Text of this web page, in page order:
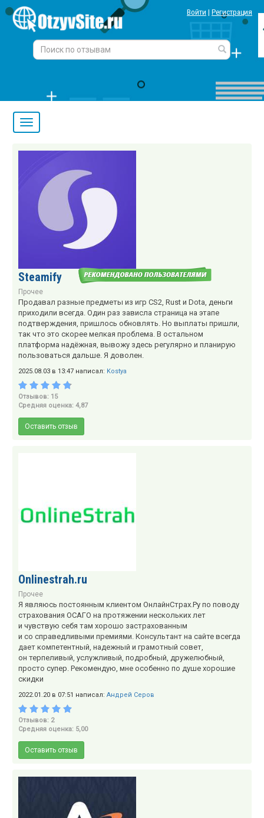
Войти | Регистрация
Steamify
Прочее
Продавал разные предметы из игр CS2, Rust и Dota, деньги
приходили всегда. Один раз зависла страница на этапе
подтверждения, пришлось обновлять. Но выплаты пришли,
так что это скорее мелкая проблема. В остальном
платформа надёжная, вывожу здесь регулярно и планирую
пользоваться дальше. Я доволен.
2025.08.03 в 13:47 написал: Kostya
Отзывов: 15
Средняя оценка: 4,87
Оставить отзыв
Onlinestrah.ru
Прочее
Я являюсь постоянным клиентом ОнлайнСтрах.Ру по поводу
страхования ОСАГО на протяжении нескольких лет
и чувствую себя там хорошо застрахованным
и со справедливыми премиями. Консультант на сайте всегда
дает компетентный, надежный и грамотный совет,
он терпеливый, услужливый, подробный, дружелюбный,
просто супер. Рекомендую, мне особенно по душе хорошие
скидки
2022.01.20 в 07:51 написал: Андрей Серов
Отзывов: 2
Средняя оценка: 5,00
Оставить отзыв